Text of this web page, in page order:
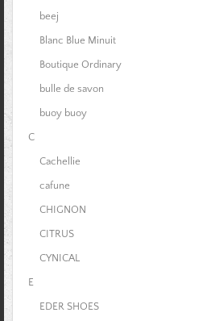
beej
Blanc Blue Minuit
Boutique Ordinary
bulle de savon
buoy buoy
C
Cachellie
cafune
CHIGNON
CITRUS
CYNICAL
E
EDER SHOES